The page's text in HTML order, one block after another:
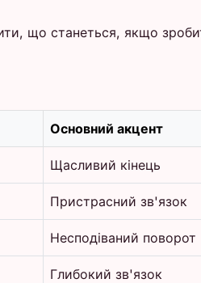
що станеться, якщо
Основний акцент
Щасливий кінець
Пристрасний зв'язок
Несподіваний поворот
Глибокий зв'язок